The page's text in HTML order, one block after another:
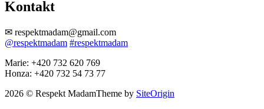
Kontakt
✉︎ respektmadam@gmail.com
@respektmadam #respektmadam
Marie: +420 732 620 769
Honza: +420 732 54 73 77
2026 © Respekt MadamTheme by SiteOrigin